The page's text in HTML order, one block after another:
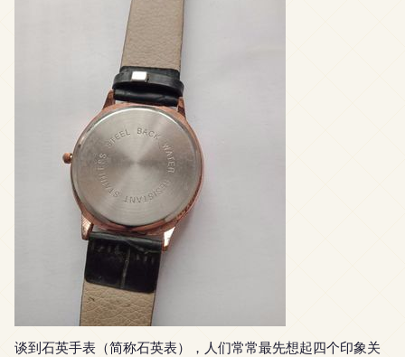
谈到石英手表（简称石英表），人们常常最先想起四个印象关